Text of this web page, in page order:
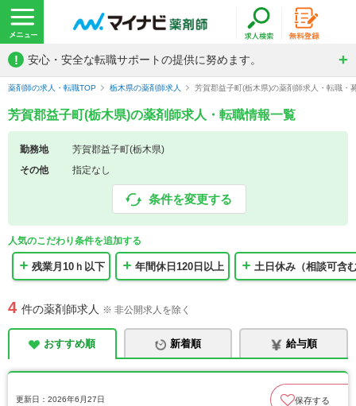
! 安心・安全な転職サポートの提供に努めます。
薬剤師の求人・転職TOP 栃木県の薬剤師求人 芳賀郡益子町(栃木県)の薬剤師求人・転職・
芳賀郡益子町(栃木県)の薬剤師求人・転職情報一覧
勤務地
芳賀郡益子町(栃木県)
その他
指定なし
条件を変更する
人気のこだわり条件を追加する
残業月10ｈ以下 年間休日120日以上 土日休み（相談可含
4 件の薬剤師求人 ※ 非公開求人を除く
おすすめ順 新着順 給与順
更新日：2026年6月27日 保存する